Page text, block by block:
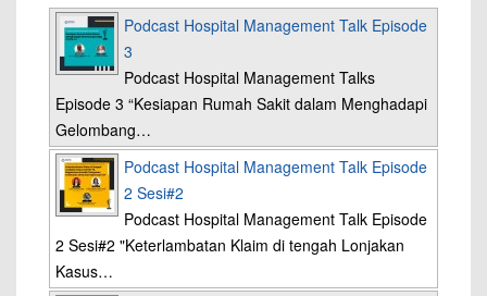
Podcast Hospital Management Talk Episode
3
Podcast Hospital Management Talks
Episode 3 “Kesiapan Rumah Sakit dalam Menghadapi
Gelombang…
Podcast Hospital Management Talk Episode
2 Sesi#2
Podcast Hospital Management Talk Episode
2 Sesi#2 "Keterlambatan Klaim di tengah Lonjakan
Kasus…